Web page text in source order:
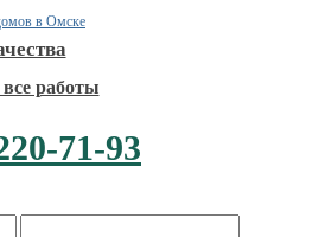
работы
71-93